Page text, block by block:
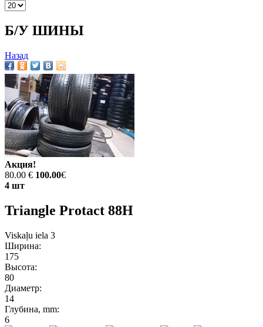
Б/У ШИНЫ
Назад
Акция!
80.00 € 100.00€
4 шт
Triangle Protact 88H
Viskaļu iela 3
Ширина:
175
Высота:
80
Диаметр:
14
Глубина, mm:
6